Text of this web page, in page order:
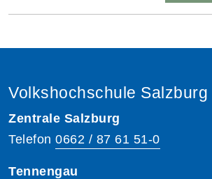
Volkshochschule Salzburg
Zentrale Salzburg
Telefon 0662 / 87 61 51-0
Tennengau